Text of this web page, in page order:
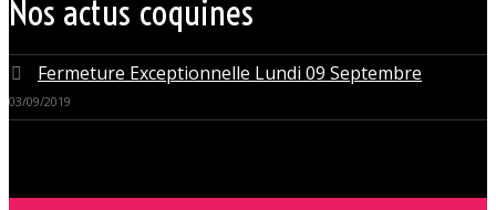
Nos actus coquines
Fermeture Exceptionnelle Lundi 09 Septembre
03/09/2019